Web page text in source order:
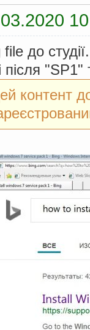
до студії.
після
контент